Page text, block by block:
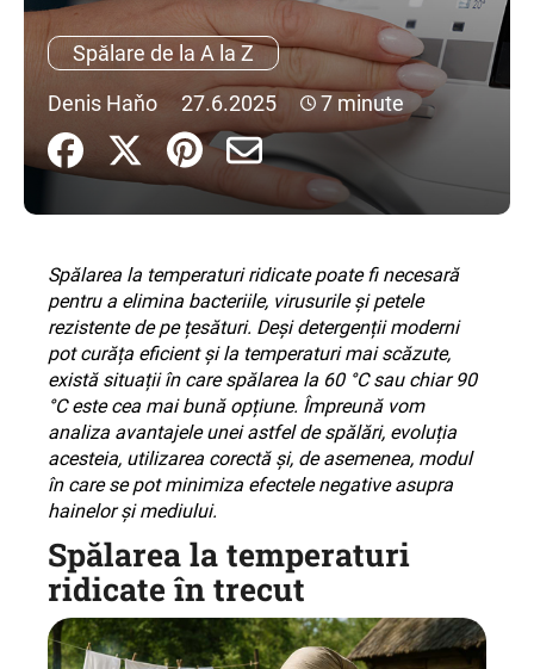
Spălare de la A la Z
Denis Haňo
27.6.2025 7 minute
Spălarea la temperaturi ridicate poate fi necesară
pentru a elimina bacteriile, virusurile și petele
rezistente de pe țesături. Deși detergenții moderni
pot curăța eficient și la temperaturi mai scăzute,
există situații în care spălarea la 60 °C sau chiar 90
°C este cea mai bună opțiune. Împreună vom
analiza avantajele unei astfel de spălări, evoluția
acesteia, utilizarea corectă și, de asemenea, modul
în care se pot minimiza efectele negative asupra
hainelor și mediului.
Spălarea la temperaturi
ridicate în trecut
r
c